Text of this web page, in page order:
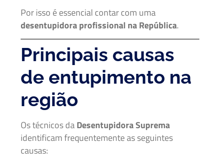
Por isso é essencial contar com uma
desentupidora profissional na República.
Principais causas
de entupimento na
região
Os técnicos daDesentupidora Suprema
identificam frequentemente as seguintes
causas: